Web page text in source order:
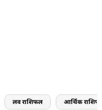
लव राशिफल आर्थिक